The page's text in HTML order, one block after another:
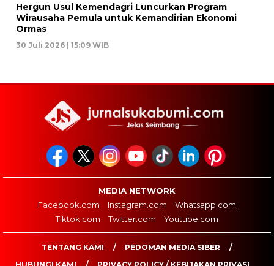
Hergun Usul Kemendagri Luncurkan Program
Wirausaha Pemula untuk Kemandirian Ekonomi
Ormas
30 Juli 2026 | 15:09 WIB
MEDIA NETWORK
Facebook.com
Instagram.com
Whatsapp.com
Tiktok.com
Twitter.com Youtube.com
TENTANG KAMI
PEDOMAN MEDIA SIBER